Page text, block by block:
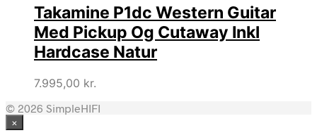
Takamine P1dc Western Guitar
Med Pickup Og Cutaway Inkl
Hardcase Natur
7.995,00 kr.
© 2026 SimpleHIFI
×